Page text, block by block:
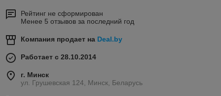
Рейтинг не сформирован
Менее 5 отзывов за последний год
Компания продает на Deal.by
Работает с 28.10.2014
г. Минск
ул. Грушевская 124, Минск, Беларусь